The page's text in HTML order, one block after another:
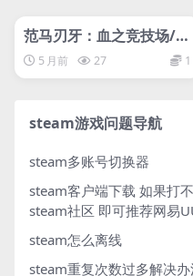
网盘下载游戏
范马刃牙：血之竞技场/B
aki Hanma: Blood Are
na
5 月前 27 1
steam游戏问题导航
steam多账号切换器
steam客户端下载 如果打
steam社区 即可推荐网易
steam怎么离线
steam重复次数过多解决